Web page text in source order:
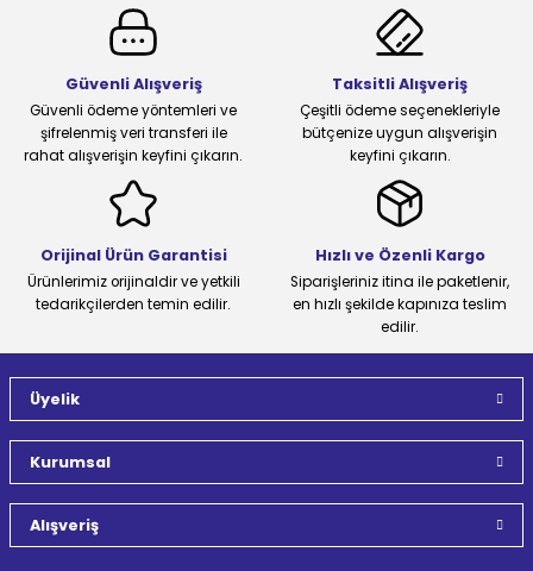
Güvenli Alışveriş
Güvenli ödeme yöntemleri ve
şifrelenmiş veri transferi ile
rahat alışverişin keyfini çıkarın.
Taksitli Alışveriş
Çeşitli ödeme seçenekleriyle
bütçenize uygun alışverişin
keyfini çıkarın.
Orijinal Ürün Garantisi
Ürünlerimiz orijinaldir ve yetkili
tedarikçilerden temin edilir.
Hızlı ve Özenli Kargo
Siparişleriniz itina ile paketlenir,
en hızlı şekilde kapınıza teslim
edilir.
Üyelik
Kurumsal
Alışveriş